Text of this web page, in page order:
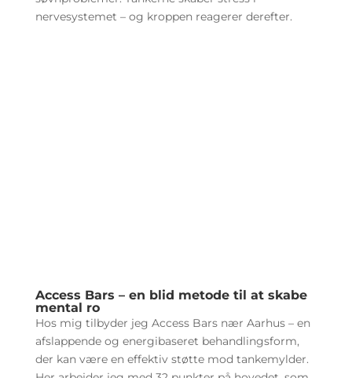
nervesystemet – og kroppen reagerer derefter.
Access Bars – en blid metode til at skabe
mental ro
Hos mig tilbyder jeg Access Bars nær Aarhus – en
afslappende og energibaseret behandlingsform,
der kan være en effektiv støtte mod tankemylder.